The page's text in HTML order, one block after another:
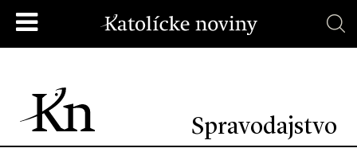
Spravodajstvo